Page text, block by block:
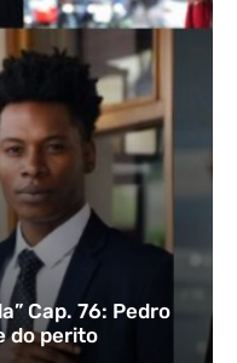
Cap. 76: Pedro
do perito